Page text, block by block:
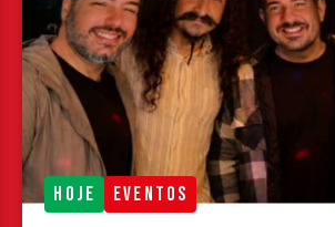
HOJE EVENTOS